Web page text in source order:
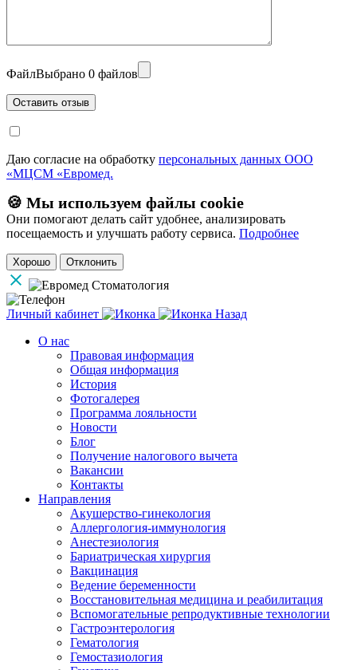
ФайлВыбрано 0 файлов
Даю согласие на обработку персональных данных ООО
«МЦСМ «Евромед.
🍪 Мы используем файлы cookie
Они помогают делать сайт удобнее, анализировать
посещаемость и улучшать работу сервиса. Подробнее
Хорошо Отклонить
Личный кабинет
Назад
О нас
Правовая информация
Общая информация
История
Фотогалерея
Программа лояльности
Новости
Блог
Получение налогового вычета
Вакансии
Контакты
Направления
Акушерство-гинекология
Аллергология-иммунология
Анестезиология
Бариатрическая хирургия
Вакцинация
Ведение беременности
Восстановительная медицина и реабилитация
Вспомогательные репродуктивные технологии
Гастроэнтерология
Гематология
Гемостазиология